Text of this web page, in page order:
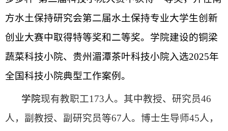
方水土保持研究会第二届水土保持专业大学生创新
创业大赛中取得特等奖和二等奖。学院建设的铜梁
蔬菜科技小院、贵州湄潭茶叶科技小院入选2025年
全国科技小院典型工作案例。
学院现有教职工173人。其中教授、研究员46
人 ， 副教授、副研究员等67人。博士生导师45人，